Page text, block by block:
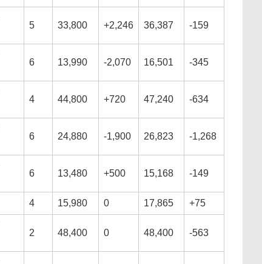
5 33,800 +2,246 36,387 -159
6 13,990 -2,070 16,501 -345
4 44,800 +720 47,240 -634
6 24,880 -1,900 26,823 -1,268
6 13,480 +500 15,168 -149
4 15,980 0 17,865 +75
2 48,400 0 48,400 -563